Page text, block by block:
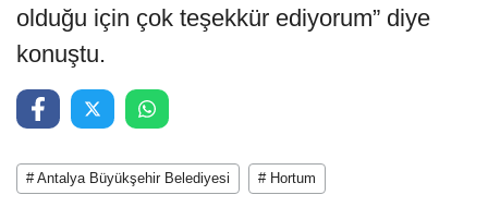
olduğu için çok teşekkür ediyorum” diye
konuştu.
# Antalya Büyükşehir Belediyesi # Hortum